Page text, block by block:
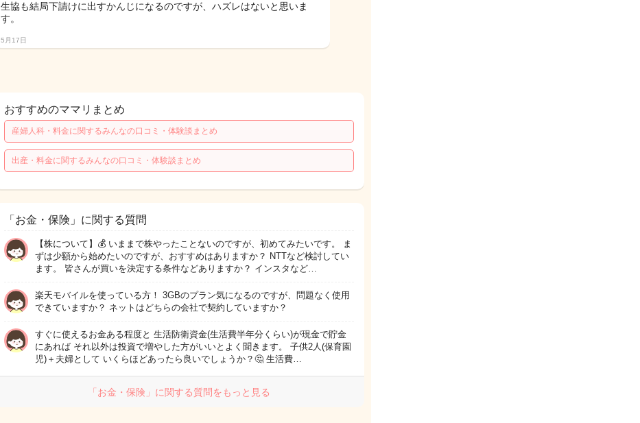
生協も結局下請けに出すかんじになるのですが、ハズレはないと思いま
す。
5月17日
おすすめのママリまとめ
産婦人科・料金に関するみんなの口コミ・体験談まとめ
出産・料金に関するみんなの口コミ・体験談まとめ
「お金・保険」に関する質問
【株について】💰 いままで株やったことないのですが、初めてみたいです。 ま
ずは少額から始めたいのですが、おすすめはありますか？ NTTなど検討してい
ます。 皆さんが買いを決定する条件などありますか？ インスタなど…
楽天モバイルを使っている方！ 3GBのプラン気になるのですが、問題なく使用
できていますか？ ネットはどちらの会社で契約していますか？
すぐに使えるお金ある程度と 生活防衛資金(生活費半年分くらい)が現金で貯金
にあれば それ以外は投資で増やした方がいいとよく聞きます。 子供2人(保育園
児)＋夫婦として いくらほどあったら良いでしょうか？🤔 生活費…
「お金・保険」に関する質問をもっと見る